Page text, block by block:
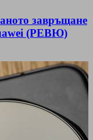
завръщане
(РЕВЮ)